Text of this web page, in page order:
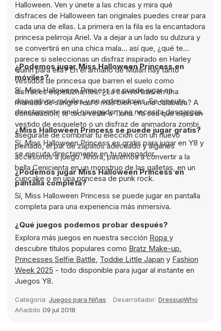
Halloween. Ven y únete a las chicas y mira qué
disfraces de Halloween tan originales puedes crear para
cada una de ellas. La primera en la fila es la encantadora
princesa pelirroja Ariel. Va a dejar a un lado su dulzura y
se convertirá en una chica mala… así que, ¿qué te
parece si seleccionas un disfraz inspirado en Harley
Quinn para ella? En el armario de Mulán hay tanto
vestidos de princesa que barren el suelo como
disfraces espeluznantes. ¿La convertirás en una
monada de sangre real o más bien en una calabaza? A
continuación, te toca vestir a Tiana. Ya sea que elijas un
vestido de esqueleto o un disfraz de animadora zombi,
asegúrate de combinar tu elección con un nuevo
peinado, el par de zapatos adecuado y algunos
accesorios a juego. Ahora, pasemos a convertir a la
bella Cenicienta en un monstruo de las galletas, en un
cupcake o en una princesa de punk rock.
¿Podemos jugar Miss Halloween Princess en
móviles?
Sí, Miss Halloween Princess se puede jugar en
dispositivos móviles y en ordenadores. Se ejecuta
directamente en el navegador y no necesita descargas.
¿Miss Halloween Princess se puede jugar gratis?
Sí, Miss Halloween Princess es gratis para jugar en Y8 y
se ejecuta directamente en tu navegador.
¿Podemos jugar Miss Halloween Princess en
pantalla completa?
Sí, Miss Halloween Princess se puede jugar en pantalla
completa para una experiencia más inmersiva.
¿Qué juegos podemos probar después?
Explora más juegos en nuestra sección Ropa y
descubre títulos populares como Bratz Make-up,
Princesses Selfie Battle, Toddie Little Japan y Fashion
Week 2025 - todo disponible para jugar al instante en
Juegos Y8.
Categoría: Juegos para Niñas Desarrollador: DressupWho
Añadido 09 jul 2018